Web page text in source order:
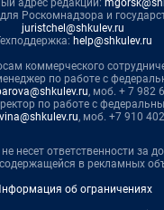
адрес редакции:
Роскомнадзора и
juristchel@shkulev.ru
help@shkulev.ru
коммерческого
по работе с
, моб. + 7 982
по работе с
, моб. +7 910
несет ответственности за
в рекламных
об ограничениях